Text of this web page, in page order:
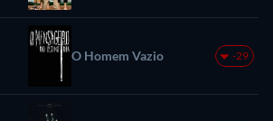
O Homem Vazio -29